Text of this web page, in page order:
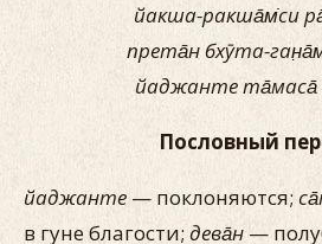
йакша-ракша̄м̇си
прета̄н бхӯта-
йаджанте та̄маса̄
Пословный
йаджанте — поклоняются;
в гуне благости;дева̄н —